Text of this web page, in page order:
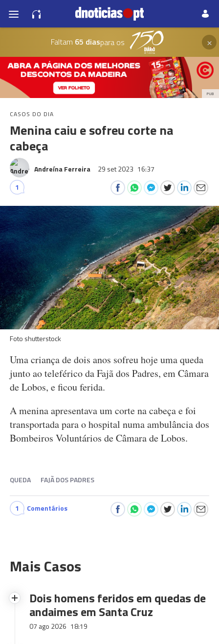
Faltam 65 diaspara os ×
PUB
CASOS DO DIA
Menina caiu e sofreu corte na
cabeça
Andreína Ferreira 29 set 2023 16:37
1
Foto shutterstock
Uma criança de dois anos sofreu hoje uma queda
junto ao teleférico da Fajã dos Padres, em Câmara
de Lobos, e ficou ferida.
A menina apresentava um corte na cabeça e foi
transportada para o hospital numa ambulância dos
Bombeiros Voluntários de Câmara de Lobos.
QUEDA FAJÃ DOS PADRES
1 Comentários
Mais Casos
Dois homens feridos em quedas de
andaimes em Santa Cruz
07 ago 2026 18:19